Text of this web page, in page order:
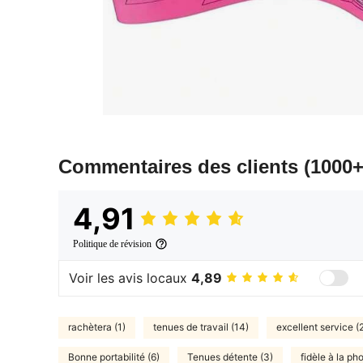
Commentaires des clients
4,91
Politique de révision
Voir les avis locaux 4,89
rachètera (1) tenues de travail (14) excellent service
Bonne portabilité (6) Tenues détente (3) fidèle à la